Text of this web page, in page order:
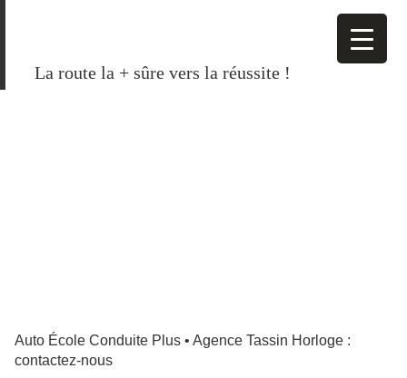
La route la + sûre vers la réussite !
Auto École Conduite Plus • Agence Tassin Horloge :
contactez-nous